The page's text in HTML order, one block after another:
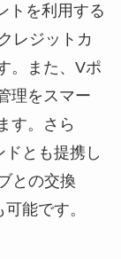
トを利用する
レジットカ
。また、Vポ
理をスマー
す。さら
とも提携し
との交換
能です。